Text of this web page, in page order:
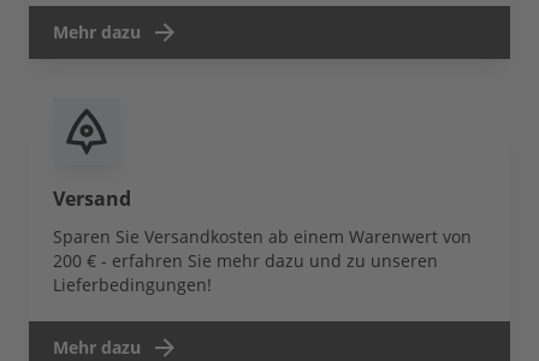
Mehr dazu
Versand
Sparen Sie Versandkosten ab einem Warenwert von
200 € - erfahren Sie mehr dazu und zu unseren
Lieferbedingungen!
Mehr dazu